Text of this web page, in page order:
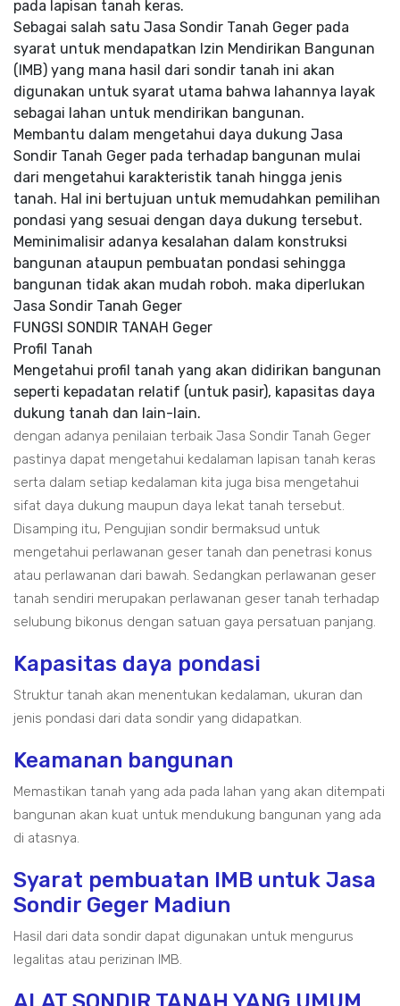
pada lapisan tanah keras.
Sebagai salah satu Jasa Sondir Tanah Geger pada
syarat untuk mendapatkan Izin Mendirikan Bangunan
(IMB) yang mana hasil dari sondir tanah ini akan
digunakan untuk syarat utama bahwa lahannya layak
sebagai lahan untuk mendirikan bangunan.
Membantu dalam mengetahui daya dukung Jasa
Sondir Tanah Geger pada terhadap bangunan mulai
dari mengetahui karakteristik tanah hingga jenis
tanah. Hal ini bertujuan untuk memudahkan pemilihan
pondasi yang sesuai dengan daya dukung tersebut.
Meminimalisir adanya kesalahan dalam konstruksi
bangunan ataupun pembuatan pondasi sehingga
bangunan tidak akan mudah roboh. maka diperlukan
Jasa Sondir Tanah Geger
FUNGSI SONDIR TANAH Geger
Profil Tanah
Mengetahui profil tanah yang akan didirikan bangunan
seperti kepadatan relatif (untuk pasir), kapasitas daya
dukung tanah dan lain-lain.
dengan adanya penilaian terbaik Jasa Sondir Tanah Geger
pastinya dapat mengetahui kedalaman lapisan tanah keras
serta dalam setiap kedalaman kita juga bisa mengetahui
sifat daya dukung maupun daya lekat tanah tersebut.
Disamping itu, Pengujian sondir bermaksud untuk
mengetahui perlawanan geser tanah dan penetrasi konus
atau perlawanan dari bawah. Sedangkan perlawanan geser
tanah sendiri merupakan perlawanan geser tanah terhadap
selubung bikonus dengan satuan gaya persatuan panjang.
Kapasitas daya pondasi
Struktur tanah akan menentukan kedalaman, ukuran dan
jenis pondasi dari data sondir yang didapatkan.
Keamanan bangunan
Memastikan tanah yang ada pada lahan yang akan ditempati
bangunan akan kuat untuk mendukung bangunan yang ada
di atasnya.
Syarat pembuatan IMB untuk Jasa
Sondir Geger Madiun
Hasil dari data sondir dapat digunakan untuk mengurus
legalitas atau perizinan IMB.